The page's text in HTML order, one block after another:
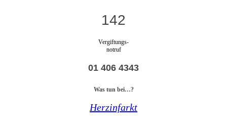
142
Vergiftungs-
notruf
01 406 4343
Was tun bei…?
Herzinfarkt